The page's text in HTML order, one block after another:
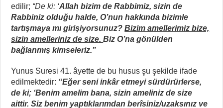
edilir; “De ki: ‘Allah bizim de Rabbimiz, sizin de
Rabbiniz olduğu halde, O’nun hakkında bizimle
tartışmaya mı girişiyorsunuz? Bizim amellerimiz bize,
sizin amelleriniz de size.Biz O’na gönülden
bağlanmış kimseleriz.”
Yunus Suresi 41. âyette de bu husus şu şekilde ifade
edilmektedir: “Eğer seni inkâr etmeyi sürdürürlerse,
de ki; ‘Benim amelim bana, sizin ameliniz de size
aittir. Siz benim yaptıklarımdan berîsiniz/uzaksınız ve